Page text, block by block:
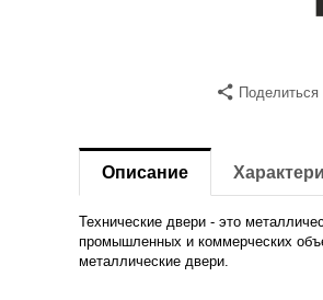
Поделиться
Описание
Технические двери - это
промышленных и коммерческих
металлические двери.